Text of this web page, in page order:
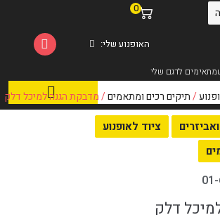
0
האופנוע שלי:
/תיקים רכים ומתאמים/ מדבקת הגנה למיכל דלק
ציוד לאופנוע
דלק